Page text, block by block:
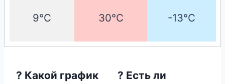
9°C 30°C -13°C
? Какой график
? Есть ли